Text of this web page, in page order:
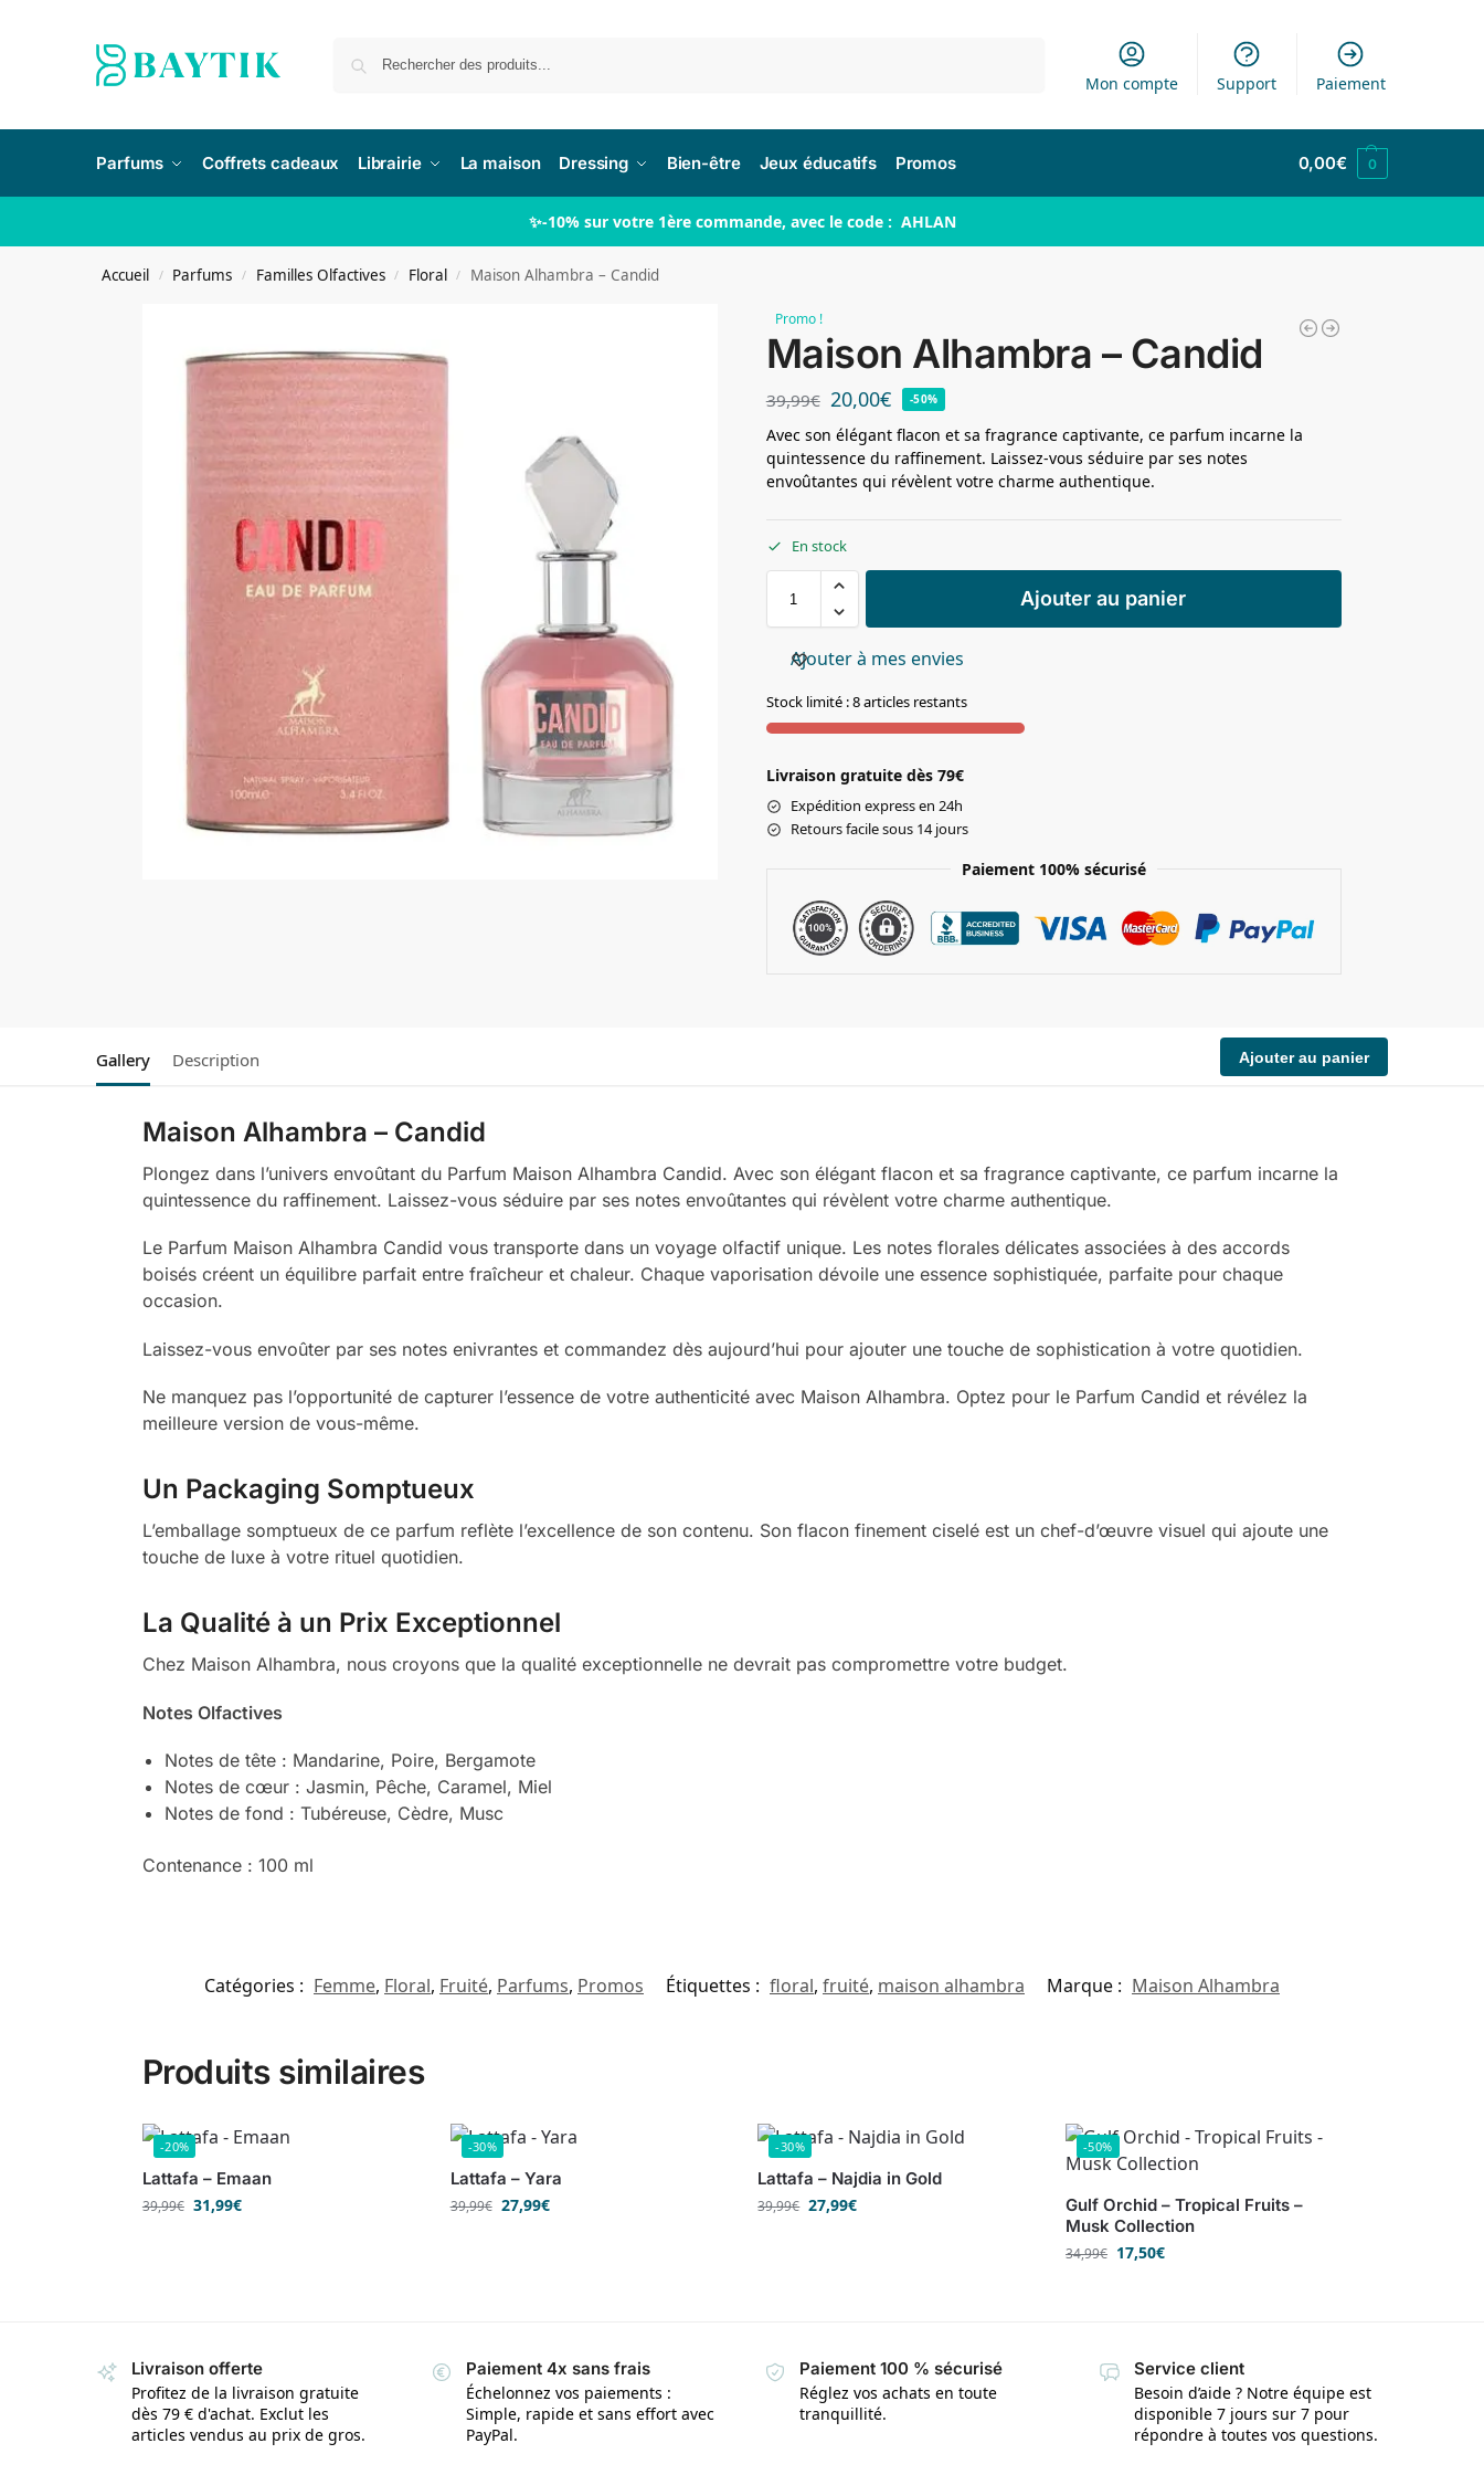
Mon compte Support Paiement
Parfums Coffrets cadeaux Librairie La maison Dressing Bien-être Jeux éducatifs Promos 0,00€ 0
✨-10% sur votre 1ère commande, avec le code : AHLAN
Accueil / Parfums / Familles Olfactives / Floral / Maison Alhambra – Candid
Promo !
Maison Alhambra – Candid
39,99€ 20,00€ -50%
Avec son élégant flacon et sa fragrance captivante, ce parfum incarne la
quintessence du raffinement. Laissez-vous séduire par ses notes
envoûtantes qui révèlent votre charme authentique.
En stock
Ajouter au panier
Ajouter à mes envies
Stock limité : 8 articles restants
Livraison gratuite dès 79€
Expédition express en 24h
Retours facile sous 14 jours
Paiement 100% sécurisé
Gallery Description Ajouter au panier
Maison Alhambra – Candid
Plongez dans l’univers envoûtant du Parfum Maison Alhambra Candid. Avec son élégant flacon et sa fragrance captivante, ce parfum incarne la
quintessence du raffinement. Laissez-vous séduire par ses notes envoûtantes qui révèlent votre charme authentique.
Le Parfum Maison Alhambra Candid vous transporte dans un voyage olfactif unique. Les notes florales délicates associées à des accords
boisés créent un équilibre parfait entre fraîcheur et chaleur. Chaque vaporisation dévoile une essence sophistiquée, parfaite pour chaque
occasion.
Laissez-vous envoûter par ses notes enivrantes et commandez dès aujourd’hui pour ajouter une touche de sophistication à votre quotidien.
Ne manquez pas l’opportunité de capturer l’essence de votre authenticité avec Maison Alhambra. Optez pour le Parfum Candid et révélez la
meilleure version de vous-même.
Un Packaging Somptueux
L’emballage somptueux de ce parfum reflète l’excellence de son contenu. Son flacon finement ciselé est un chef-d’œuvre visuel qui ajoute une
touche de luxe à votre rituel quotidien.
La Qualité à un Prix Exceptionnel
Chez Maison Alhambra, nous croyons que la qualité exceptionnelle ne devrait pas compromettre votre budget.
Notes Olfactives
Notes de tête : Mandarine, Poire, Bergamote
Notes de cœur : Jasmin, Pêche, Caramel, Miel
Notes de fond : Tubéreuse, Cèdre, Musc
Contenance : 100 ml
Catégories : Femme, Floral, Fruité, Parfums, Promos Étiquettes : floral, fruité, maison alhambra Marque : Maison Alhambra
Produits similaires
-20%
Lattafa – Emaan
39,99€ 31,99€
-30%
Lattafa – Yara
39,99€ 27,99€
-30%
Lattafa – Najdia in Gold
39,99€ 27,99€
-50%
Gulf Orchid – Tropical Fruits –
Musk Collection
34,99€ 17,50€
Livraison offerte
Profitez de la livraison gratuite
dès 79 € d'achat. Exclut les
articles vendus au prix de gros.
Paiement 4x sans frais
Échelonnez vos paiements :
Simple, rapide et sans effort avec
PayPal.
Paiement 100 % sécurisé
Réglez vos achats en toute
tranquillité.
Service client
Besoin d’aide ? Notre équipe est
disponible 7 jours sur 7 pour
répondre à toutes vos questions.